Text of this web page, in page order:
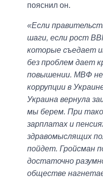
пояснил он.
«Если
шаги, если рост
которые съедает
без проблем дает
повышении. МВФ
коррупции в
Украина вернула
мы берем. При
зарплатах и
здравомыслящих
пойдет. Гройсман
достаточно
обществе